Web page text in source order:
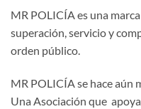
MR POLICÍA es una
superación, servicio y
orden público.
MR POLICÍA se hace aún
Una Asociación que